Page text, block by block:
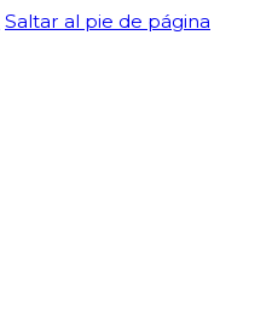
Saltar al pie de página